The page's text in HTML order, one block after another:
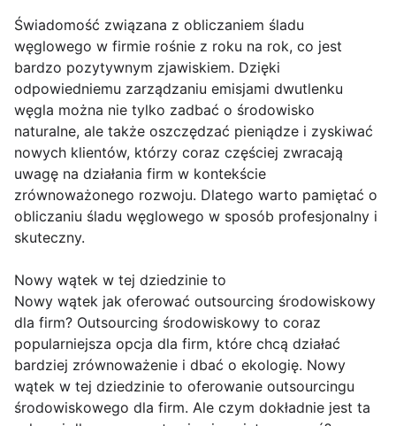
Świadomość związana z obliczaniem śladu
węglowego w firmie rośnie z roku na rok, co jest
bardzo pozytywnym zjawiskiem. Dzięki
odpowiedniemu zarządzaniu emisjami dwutlenku
węgla można nie tylko zadbać o środowisko
naturalne, ale także oszczędzać pieniądze i zyskiwać
nowych klientów, którzy coraz częściej zwracają
uwagę na działania firm w kontekście
zrównoważonego rozwoju. Dlatego warto pamiętać o
obliczaniu śladu węglowego w sposób profesjonalny i
skuteczny.
Nowy wątek w tej dziedzinie to
Nowy wątek jak oferować outsourcing środowiskowy
dla firm? Outsourcing środowiskowy to coraz
popularniejsza opcja dla firm, które chcą działać
bardziej zrównoważenie i dbać o ekologię. Nowy
wątek w tej dziedzinie to oferowanie outsourcingu
środowiskowego dla firm. Ale czym dokładnie jest ta